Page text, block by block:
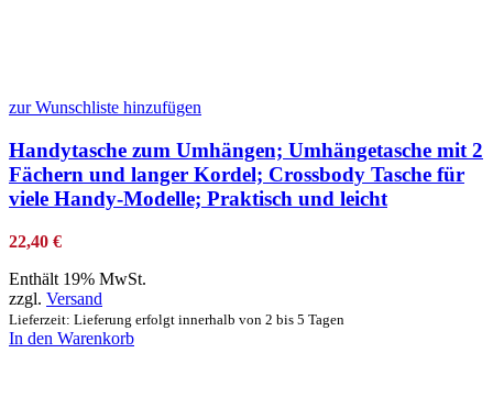
zur Wunschliste hinzufügen
Handytasche zum Umhängen; Umhängetasche mit 2
Fächern und langer Kordel; Crossbody Tasche für
viele Handy-Modelle; Praktisch und leicht
22,40 €
Enthält 19% MwSt.
zzgl. Versand
Lieferzeit: Lieferung erfolgt innerhalb von 2 bis 5 Tagen
In den Warenkorb